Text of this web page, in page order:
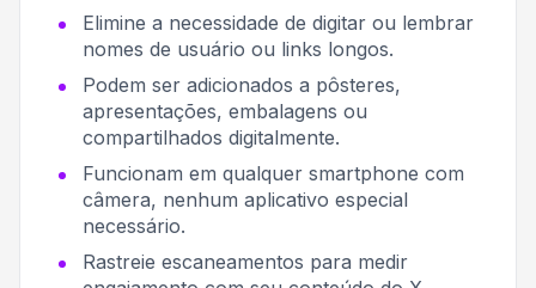
Elimine a necessidade de digitar ou lembrar
nomes de usuário ou links longos.
Podem ser adicionados a pôsteres,
apresentações, embalagens ou
compartilhados digitalmente.
Funcionam em qualquer smartphone com
câmera, nenhum aplicativo especial
necessário.
Rastreie escaneamentos para medir